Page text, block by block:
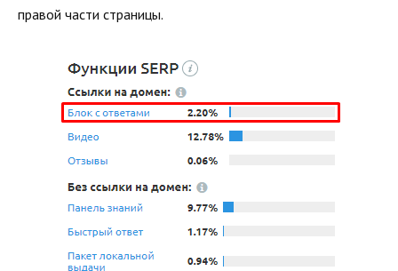
правой части страницы.